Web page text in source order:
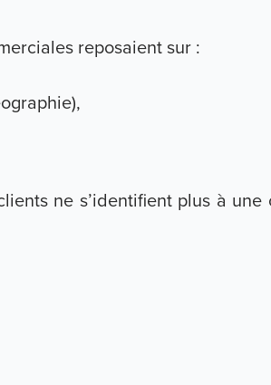
reposaient sur :
ne s’identifient plus à